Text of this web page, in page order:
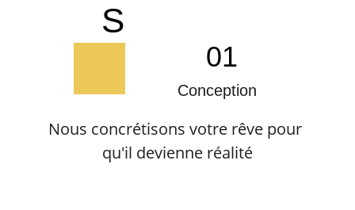
Nous concrétisons votre rêve pour
qu'il devienne réalité
01
Conception
S